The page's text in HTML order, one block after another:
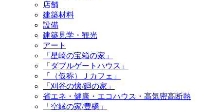
店舗
建築材料
設備
建築見学・観光
アート
「星崎の宝箱の家」
「ダブルゲートハウス」
「（仮称）Ｊカフェ」
「刈谷の懐/廻の家」
省エネ・健康・エコハウス・高気密高断熱
「空縁の家/豊橋」